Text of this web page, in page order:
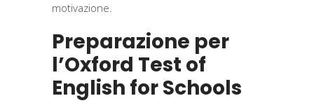
motivazione.
Preparazione per
l’Oxford Test of
English for Schools